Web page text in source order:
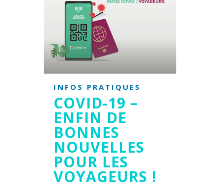
INFOS PRATIQUES
COVID-19 –
ENFIN DE
BONNES
NOUVELLES
POUR LES
VOYAGEURS !